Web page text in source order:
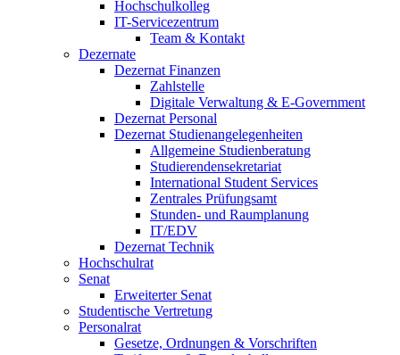
Hochschulkolleg
IT-Servicezentrum
Team & Kontakt
Dezernate
Dezernat Finanzen
Zahlstelle
Digitale Verwaltung & E-Government
Dezernat Personal
Dezernat Studienangelegenheiten
Allgemeine Studienberatung
Studierendensekretariat
International Student Services
Zentrales Prüfungsamt
Stunden- und Raumplanung
IT/EDV
Dezernat Technik
Hochschulrat
Senat
Erweiterter Senat
Studentische Vertretung
Personalrat
Gesetze, Ordnungen & Vorschriften